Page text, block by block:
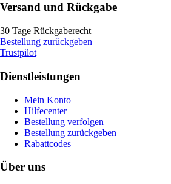
Versand und Rückgabe
30 Tage Rückgaberecht
Bestellung zurückgeben
Trustpilot
Dienstleistungen
Mein Konto
Hilfecenter
Bestellung verfolgen
Bestellung zurückgeben
Rabattcodes
Über uns